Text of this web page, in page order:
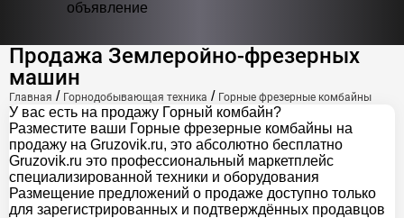
объявление
Продажа Землеройно-фрезерных
машин
Главная / Горнодобывающая техника / Горные фрезерные комбайны
У вас есть на продажу Горный комбайн?
Разместите ваши Горные фрезерные комбайны на
продажу на Gruzovik.ru, это абсолютно бесплатно
Gruzovik.ru это профессиональный маркетплейс
специализированной техники и оборудования
Размещение предложений о продаже доступно только
для зарегистрированных и подтверждённых продавцов